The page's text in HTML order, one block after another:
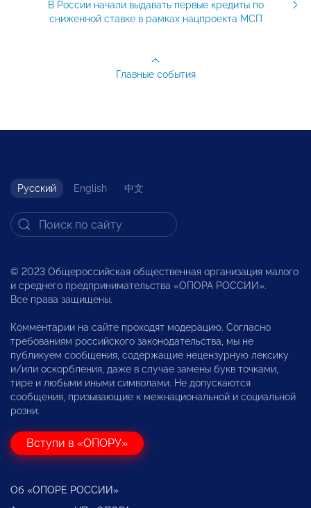
В России начали выдавать первые кредиты по
сниженной ставке в рамках нацпроекта МСП
Главные события
Русский English 中文
© 2023 Общероссийская общественная организация малого
и среднего предпринимательства «ОПОРА РОССИИ».
Все права защищены.
Комментарии на сайте проходят модерацию. Согласно
требованиям российского законодательства, мы не
публикуем сообщения, содержащие нецензурную лексику
и/или оскорбления, даже в случае замены букв точками,
тире и любыми иными символами. Не допускаются
сообщения, призывающие к межнациональной и социальной
розни.
Вступи в «ОПОРУ»
Об «ОПОРЕ РОССИИ»